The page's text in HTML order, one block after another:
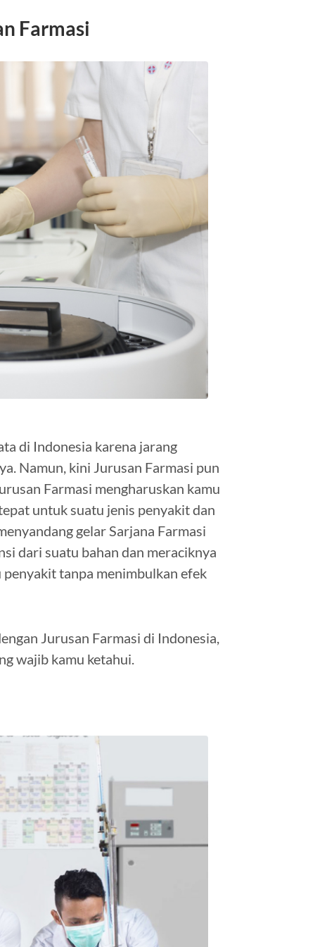
Farmasi
di Indonesia karena jarang
Namun, kini Jurusan Farmasi pun
Farmasi mengharuskan kamu
untuk suatu jenis penyakit dan
gelar Sarjana Farmasi
dari suatu bahan dan meraciknya
tanpa menimbulkan efek
Jurusan Farmasi di Indonesia,
wajib kamu ketahui.